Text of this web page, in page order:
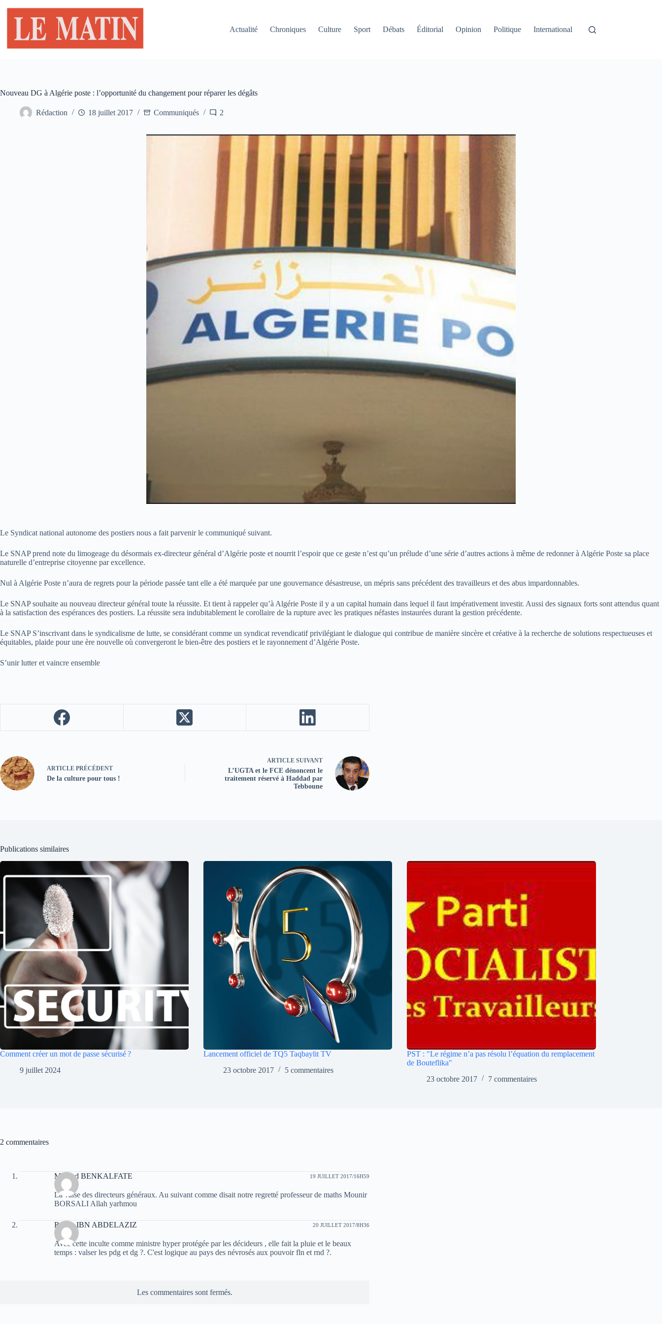
contenu
Actualité
Chroniques Culture Sport Débats Éditorial Opinion Politique International
Nouveau DG à Algérie poste : l’opportunité du changement pour réparer les dégâts
Rédaction 18 juillet 2017 Communiqués 2
Le Syndicat national autonome des postiers nous a fait parvenir le communiqué suivant.
Le SNAP prend note du limogeage du désormais ex-directeur général d’Algérie poste et nourrit l’espoir que ce geste n’est qu’un prélude d’une série d’autres actions à même de redonner à Algérie Poste sa place
naturelle d’entreprise citoyenne par excellence.
Nul à Algérie Poste n’aura de regrets pour la période passée tant elle a été marquée par une gouvernance désastreuse, un mépris sans précédent des travailleurs et des abus impardonnables.
Le SNAP souhaite au nouveau directeur général toute la réussite. Et tient à rappeler qu’à Algérie Poste il y a un capital humain dans lequel il faut impérativement investir. Aussi des signaux forts sont attendus quant
à la satisfaction des espérances des postiers. La réussite sera indubitablement le corollaire de la rupture avec les pratiques néfastes instaurées durant la gestion précédente.
Le SNAP S’inscrivant dans le syndicalisme de lutte, se considérant comme un syndicat revendicatif privilégiant le dialogue qui contribue de manière sincère et créative à la recherche de solutions respectueuses et
équitables, plaide pour une ère nouvelle où convergeront le bien-être des postiers et le rayonnement d’Algérie Poste.
S’unir lutter et vaincre ensemble
ARTICLE PRÉCÉDENT
De la culture pour tous !
ARTICLE SUIVANT
L’UGTA et le FCE dénoncent le
traitement réservé à Haddad par
Tebboune
Publications similaires
Comment créer un mot de passe sécurisé ?
9 juillet 2024
Lancement officiel de TQ5 Taqbaylit TV
23 octobre 2017
5 commentaires
PST : "Le régime n’a pas résolu l’équation du remplacement
de Bouteflika"
23 octobre 2017
7 commentaires
2 commentaires
Mourad BENKALFATE 19 JUILLET 2017/16H59
La valse des directeurs généraux. Au suivant comme disait notre regretté professeur de maths Mounir
BORSALI Allah yarhmou
Rabah IBN ABDELAZIZ 20 JUILLET 2017/8H36
Avec cette inculte comme ministre hyper protégée par les décideurs , elle fait la pluie et le beaux
temps : valser les pdg et dg ?. C'est logique au pays des névrosés aux pouvoir fln et rnd ?.
Les commentaires sont fermés.